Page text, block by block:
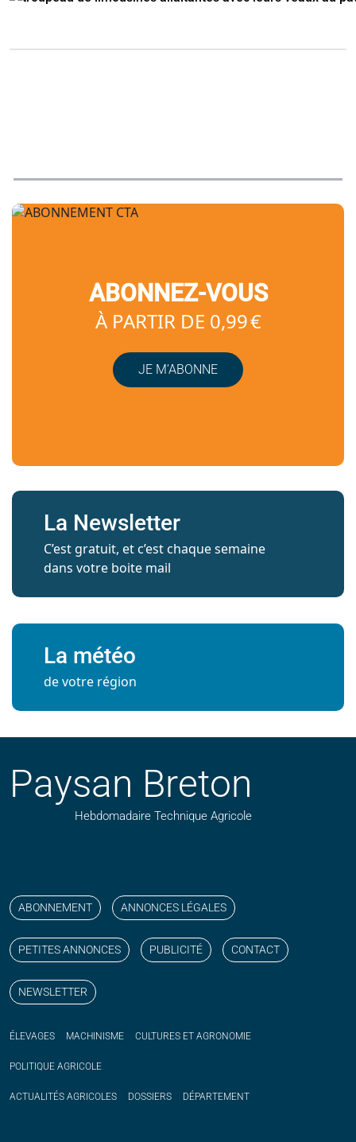
ABONNEZ-VOUS
À PARTIR DE 0,99 €
JE M’ABONNE
La Newsletter
C’est gratuit, et c’est chaque semaine
dans votre boite mail
La météo
de votre région
Paysan Breton
Hebdomadaire Technique Agricole
ABONNEMENT ANNONCES LÉGALES
PETITES ANNONCES PUBLICITÉ CONTACT
NEWSLETTER
ÉLEVAGES MACHINISME CULTURES ET AGRONOMIE
POLITIQUE AGRICOLE
ACTUALITÉS AGRICOLES DOSSIERS DÉPARTEMENT